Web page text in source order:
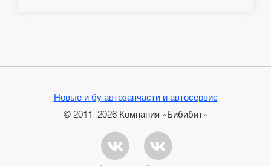
Новые и бу автозапчасти и автосервис
© 2011–2026 Компания «Бибибит»